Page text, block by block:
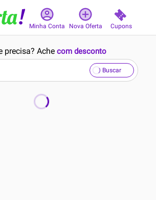
Minha Conta Nova Oferta Cupons
precisa? Ache com desconto
Buscar